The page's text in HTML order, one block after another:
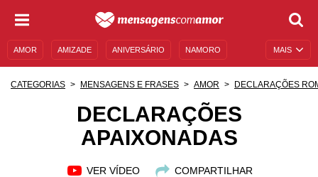
MAIS
AMOR AMIZADE ANIVERSÁRIO NAMORO
DESCULPAS
MENSAGENS E FRASES MENSAGENS DE ANIVERSÁRIO
CATEGORIAS MENSAGENS E FRASES AMOR DECLARAÇÕES
DECLARAÇÕES
APAIXONADAS
VER VÍDEO COMPARTILHAR